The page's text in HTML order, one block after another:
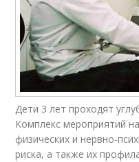
Дети 3 лет проходят
Комплекс мероприятий
физических и нервно-
риска, а также их